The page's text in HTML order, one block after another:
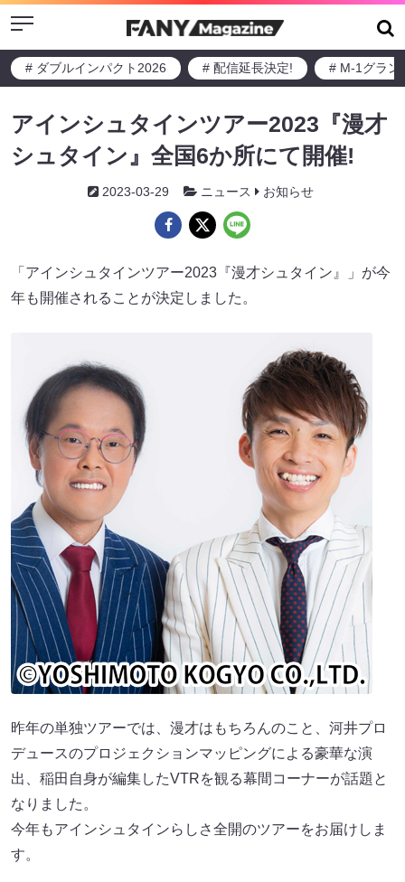
Menu
# ダブルインパクト2026 # 配信延長決定! # M-1グラン
アインシュタインツアー2023『漫才
シュタイン』全国6か所にて開催!
2023-03-29 ニュース お知らせ
「アインシュタインツアー2023『漫才シュタイン』」が今
年も開催されることが決定しました。
昨年の単独ツアーでは、漫才はもちろんのこと、河井プロ
デュースのプロジェクションマッピングによる豪華な演
出、稲田自身が編集したVTRを観る幕間コーナーが話題と
なりました。
今年もアインシュタインらしさ全開のツアーをお届けしま
す。